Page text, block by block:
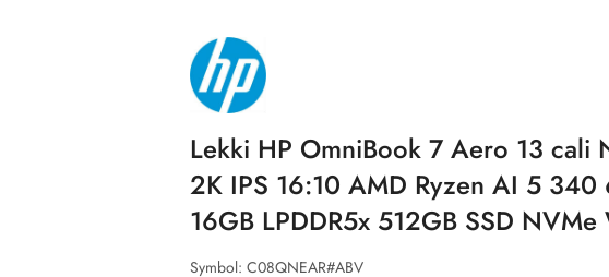
NAZWA
PRODUCENTA:
HP
Lekki HP OmniBook 7 Aero 13 cali
2K IPS 16:10 AMD Ryzen AI 5 340
16GB LPDDR5x 512GB SSD NVMe
Symbol: C08QNEAR#ABV